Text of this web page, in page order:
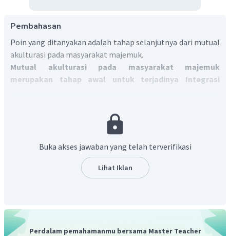
Pembahasan
Poin yang ditanyakan adalah tahap selanjutnya dari mutual
akulturasi pada masyarakat majemuk.
Mutual akulturasi pada masyarakat majemuk
merupakan tahap awal untuk terjadinya Integrasi
tertentu mempunyai sikap terbuka dengan kebudayaan
lain, adanya sikap masyarakat yang terbuka dan menerima
persatuan di masyarakat.
Jadi, jawaban yang tepat ialah A.
Buka akses jawaban yang telah terverifikasi
Lihat Iklan
Perdalam pemahamanmu bersama Master Teacher